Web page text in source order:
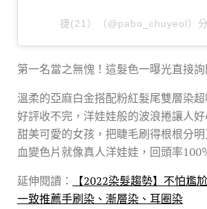
捷(21）（@pabo_chuyeol）
第一名當之無愧！這髮色一曝光直接詢
溫柔的亞麻白金搭配粉紅髮尾雙層染
好評收不完，洋娃娃般的波浪捲讓人
甜美可愛的女孩，把睫毛刷得根根分
血變色片就像真人洋娃娃，回頭率100
延伸閱讀：
【2022染髮趨勢】不怕尷
一致推薦手刷染、漸層染、耳圈染